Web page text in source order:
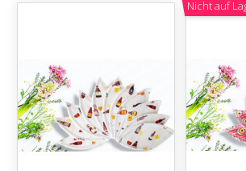
Nicht auf